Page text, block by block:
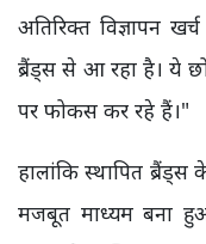
अतिरिक्त विज्ञापन
ब्रैंड्स से आ रहा है। ये
पर फोकस कर रहे हैं।"
हालांकि स्थापित
मजबूत माध्यम बना